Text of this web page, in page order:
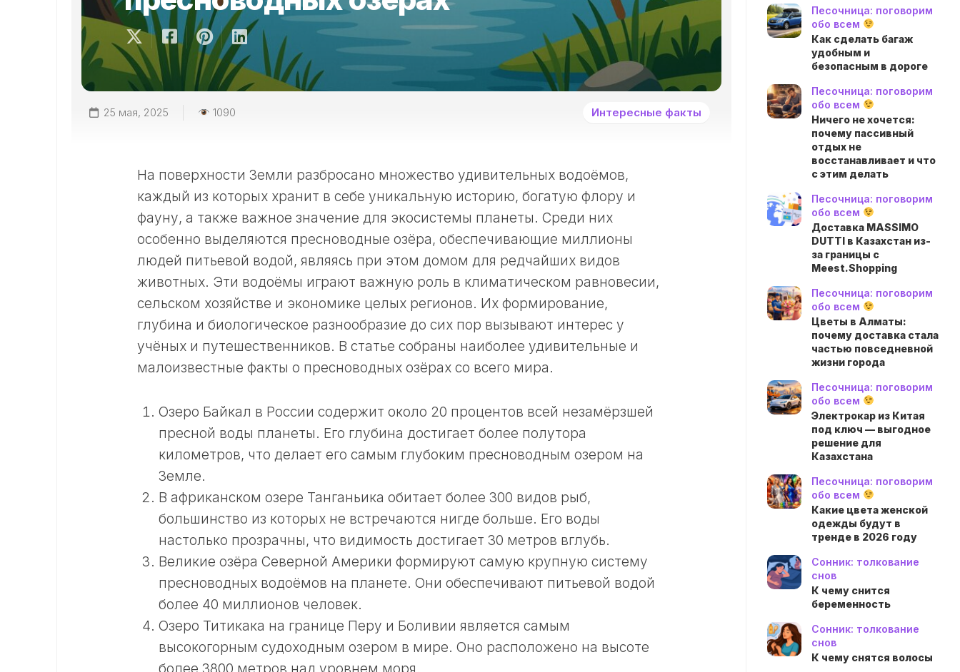
25 мая, 2025 1090 Интересные факты
На поверхности Земли разбросано множество удивительных водоёмов,
каждый из которых хранит в себе уникальную историю, богатую флору и
фауну, а также важное значение для экосистемы планеты. Среди них
особенно выделяются пресноводные озёра, обеспечивающие миллионы
людей питьевой водой, являясь при этом домом для редчайших видов
животных. Эти водоёмы играют важную роль в климатическом равновесии,
сельском хозяйстве и экономике целых регионов. Их формирование,
глубина и биологическое разнообразие до сих пор вызывают интерес у
учёных и путешественников. В статье собраны наиболее удивительные и
малоизвестные факты о пресноводных озёрах со всего мира.
Озеро Байкал в России содержит около 20 процентов всей незамёрзшей
пресной воды планеты. Его глубина достигает более полутора
километров, что делает его самым глубоким пресноводным озером на
Земле.
В африканском озере Танганьика обитает более 300 видов рыб,
большинство из которых не встречаются нигде больше. Его воды
настолько прозрачны, что видимость достигает 30 метров вглубь.
Великие озёра Северной Америки формируют самую крупную систему
пресноводных водоёмов на планете. Они обеспечивают питьевой водой
более 40 миллионов человек.
Озеро Титикака на границе Перу и Боливии является самым
высокогорным судоходным озером в мире. Оно расположено на высоте
Песочница: поговорим
обо всем
Как сделать багаж
удобным и
безопасным в дороге
Песочница: поговорим
обо всем
Ничего не хочется:
почему пассивный
отдых не
восстанавливает и что
с этим делать
Песочница: поговорим
обо всем
Доставка MASSIMO
DUTTI в Казахстан из-
за границы с
Meest.Shopping
Песочница: поговорим
обо всем
Цветы в Алматы:
почему доставка стала
частью повседневной
жизни города
Песочница: поговорим
обо всем
Электрокар из Китая
под ключ — выгодное
решение для
Казахстана
Песочница: поговорим
обо всем
Какие цвета женской
одежды будут в
тренде в 2026 году
Сонник: толкование
снов
К чему снится
беременность
Сонник: толкование
снов
К чему снятся волосы